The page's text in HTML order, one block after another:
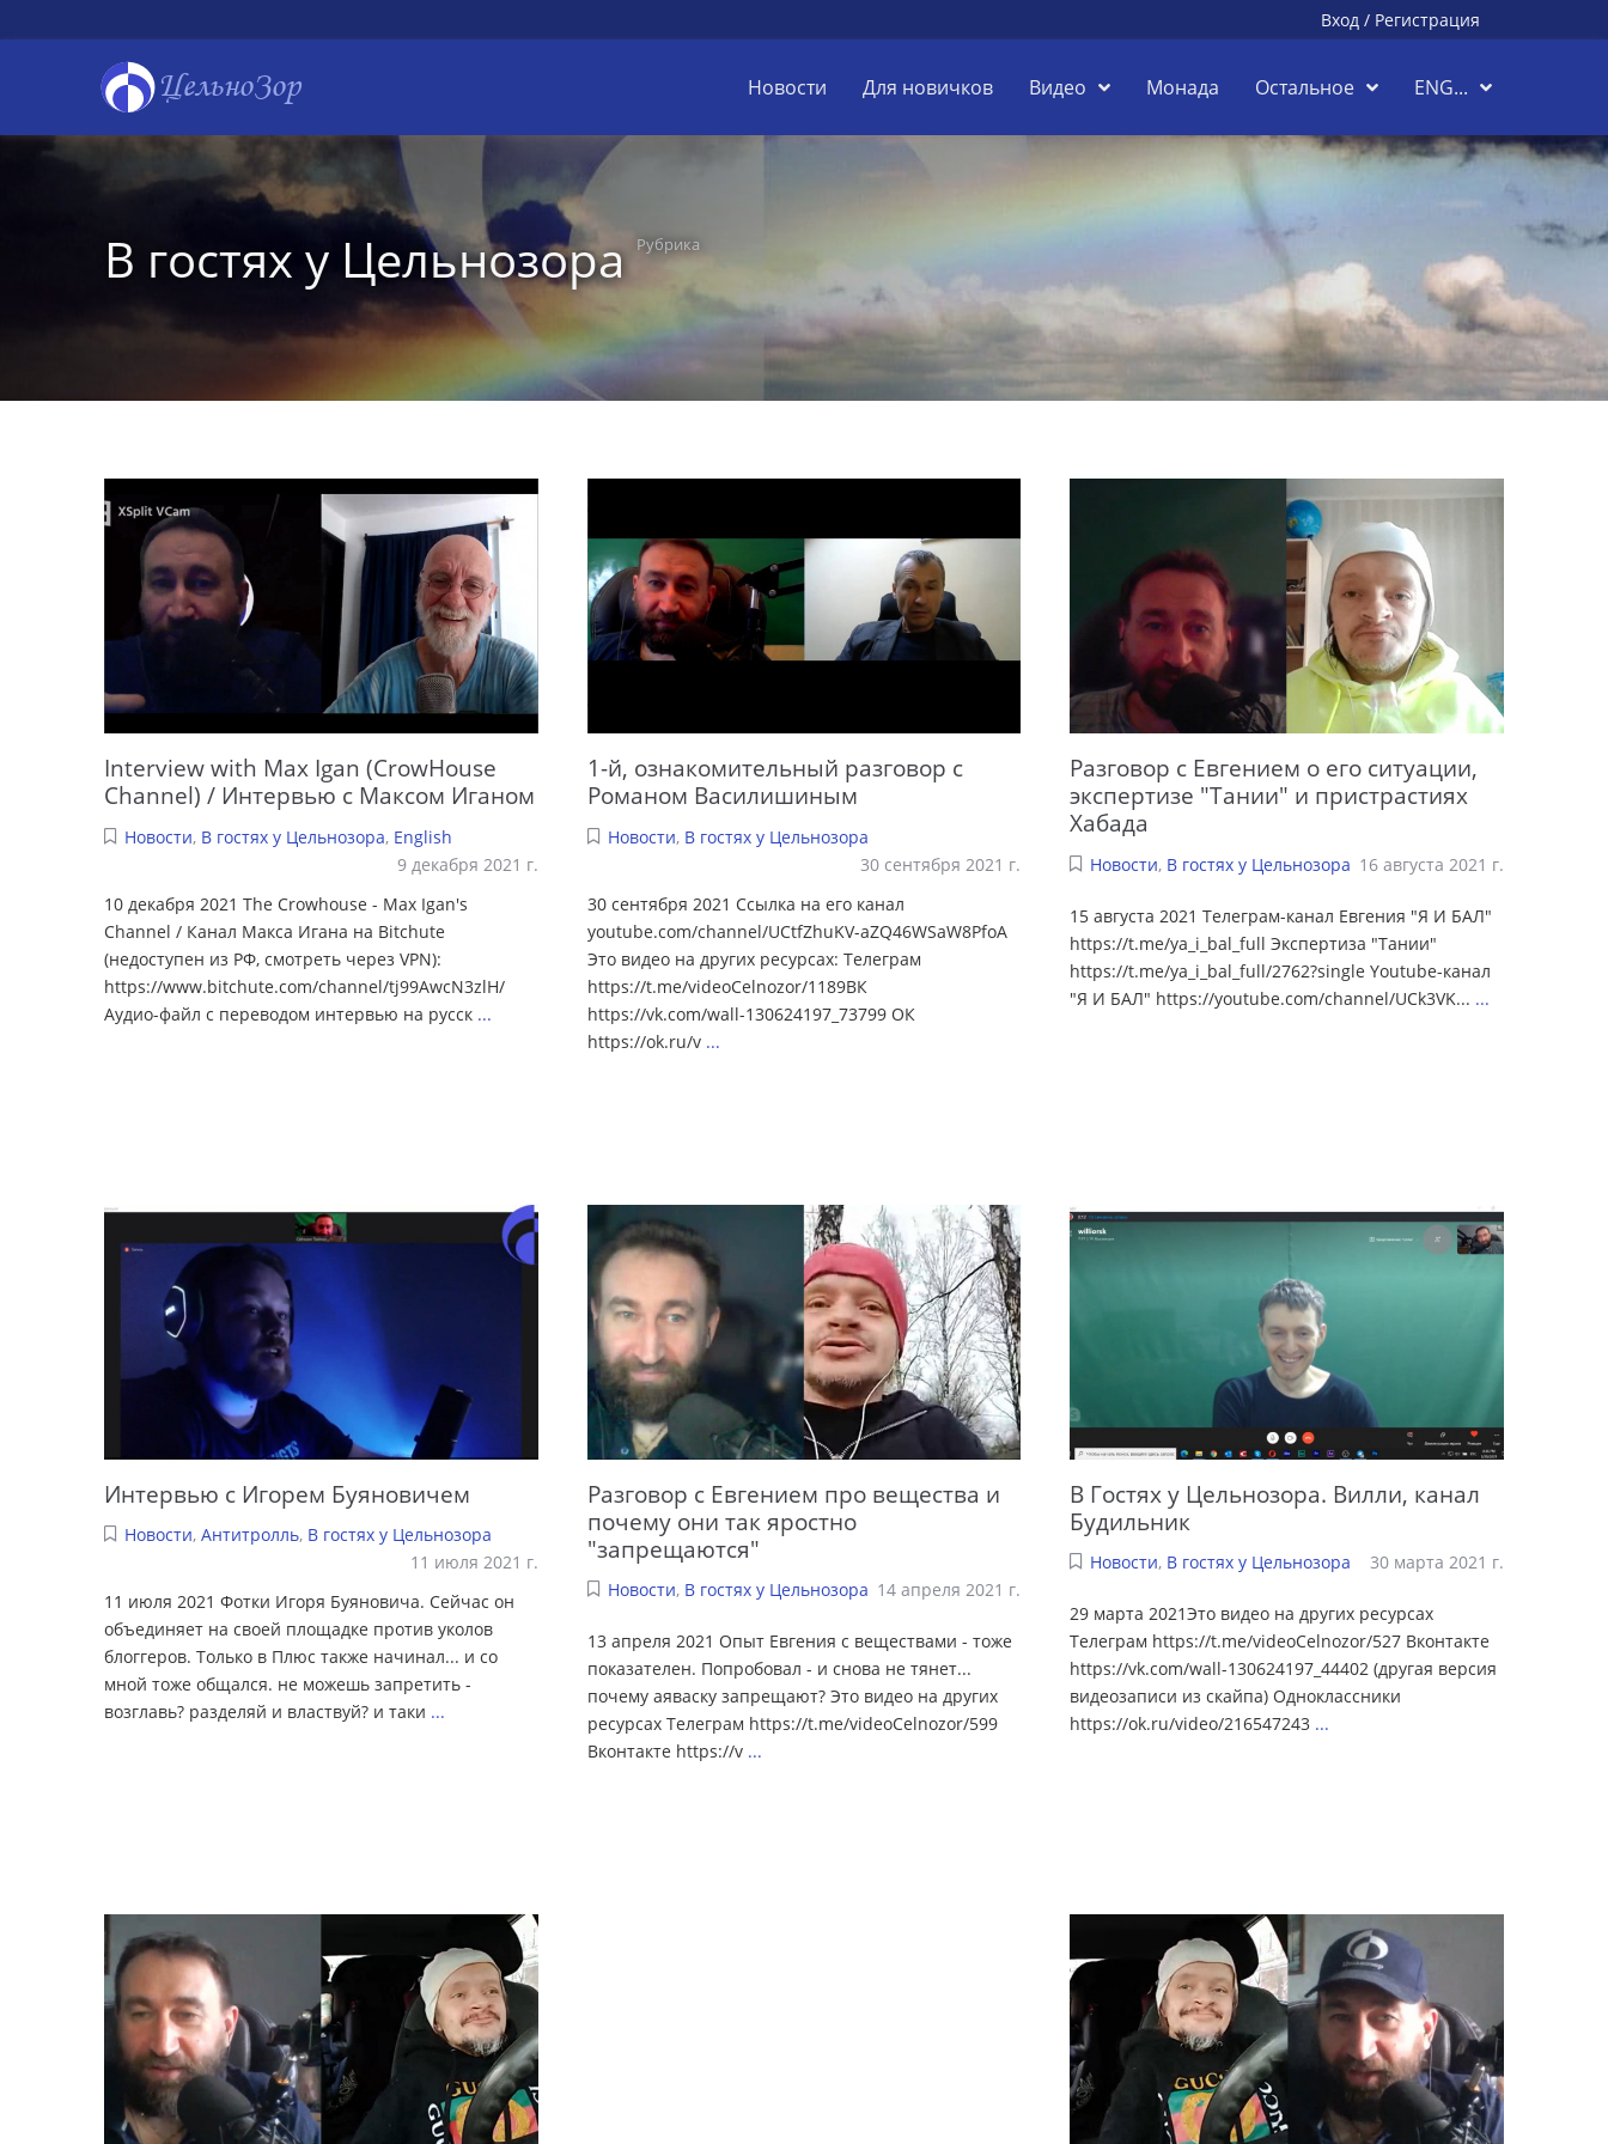
Вход / Регистрация
ЦельноЗор Новости Для новичков Видео Монада Остальное ENG...
В гостях у ЦельнозораРубрика
Interview with Max Igan (CrowHouse
Channel) / Интервью с Максом Иганом
Новости, В гостях у Цельнозора, English
9 декабря 2021 г.
10 декабря 2021 The Crowhouse - Max Igan's
Channel / Канал Макса Игана на Bitchute
(недоступен из РФ, смотреть через VPN):
https://www.bitchute.com/channel/tj99AwcN3zlH/
Аудио-файл с переводом интервью на русск ...
1-й, ознакомительный разговор с
Романом Василишиным
Новости, В гостях у Цельнозора
30 сентября 2021 г.
30 сентября 2021 Cсылка на его канал
youtube.com/channel/UCtfZhuKV-aZQ46WSaW8PfoA
Это видео на других ресурсах: Телеграм
https://t.me/videoCelnozor/1189ВК
https://vk.com/wall-130624197_73799 ОК
https://ok.ru/v ...
Разговор с Евгением о его ситуации,
экспертизе "Тании" и пристрастиях
Хабада
Новости, В гостях у Цельнозора 16 августа 2021 г.
15 августа 2021 Телеграм-канал Евгения "Я И БАЛ"
https://t.me/ya_i_bal_full Экспертиза "Тании"
https://t.me/ya_i_bal_full/2762?single Youtube-канал
"Я И БАЛ" https://youtube.com/channel/UCk3VK... ...
Интервью с Игорем Буяновичем
Новости, Антитролль, В гостях у Цельнозора
11 июля 2021 г.
11 июля 2021 Фотки Игоря Буяновича. Сейчас он
объединяет на своей площадке против уколов
блоггеров. Только в Плюс также начинал... и со
мной тоже общался. не можешь запретить -
возглавь? разделяй и властвуй? и таки ...
Разговор с Евгением про вещества и
почему они так яростно
"запрещаются"
Новости, В гостях у Цельнозора 14 апреля 2021 г.
13 апреля 2021 Опыт Евгения с веществами - тоже
показателен. Попробовал - и снова не тянет...
почему аяваску запрещают? Это видео на других
ресурсах Телеграм https://t.me/videoCelnozor/599
Вконтакте https://v ...
В Гостях у Цельнозора. Вилли, канал
Будильник
Новости, В гостях у Цельнозора 30 марта 2021 г.
29 марта 2021Это видео на других ресурсах
Телеграм https://t.me/videoCelnozor/527 Вконтакте
https://vk.com/wall-130624197_44402 (другая версия
видеозаписи из скайпа) Одноклассники
https://ok.ru/video/216547243 ...